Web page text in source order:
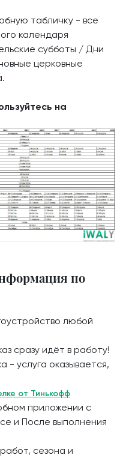
табличку - все
календаря
субботы / Дни
церковные
на
по
любой
сразу идёт в работу!
- услуга оказывается,
от Тинькофф
приложении с
и После выполнения
сезона и